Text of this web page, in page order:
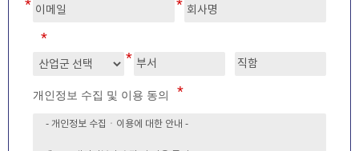
개인정보 수집 및 이용 동의